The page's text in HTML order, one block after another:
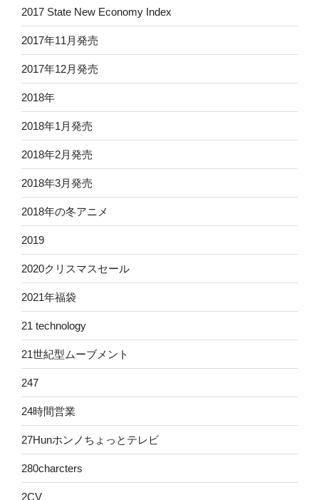
2017 State New Economy Index
2017年11月発売
2017年12月発売
2018年
2018年1月発売
2018年2月発売
2018年3月発売
2018年の冬アニメ
2019
2020クリスマスセール
2021年福袋
21 technology
21世紀型ムーブメント
247
24時間営業
27Hunホンノちょっとテレビ
280charcters
2CV